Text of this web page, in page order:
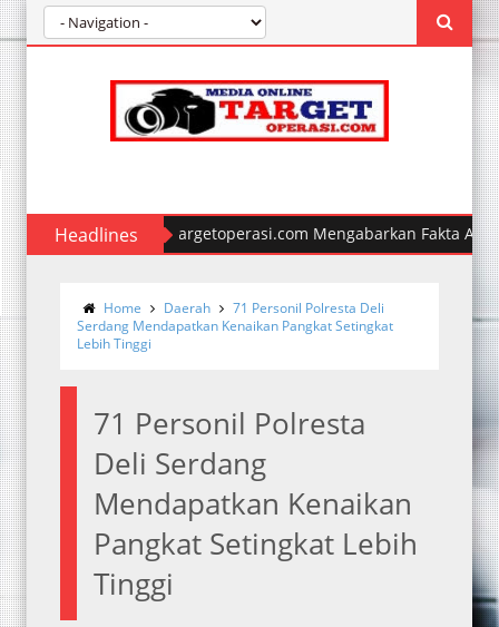
Headlines
Media Online targetoperasi.com Mengabarkan Fakta Akurat &
Home Daerah
71 Personil Polresta Deli
Serdang Mendapatkan Kenaikan Pangkat Setingkat
Lebih Tinggi
71 Personil Polresta
Deli Serdang
Mendapatkan Kenaikan
Pangkat Setingkat Lebih
Tinggi